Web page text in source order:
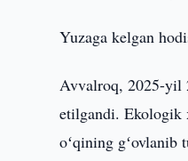
Yuzaga kelgan
Avvalroq, 2025-yil
etilgandi. Ekologik
oʻqining gʻovlanib